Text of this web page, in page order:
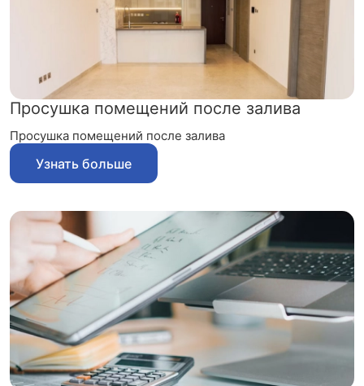
Просушка помещений после залива
Просушка помещений после залива
Узнать больше